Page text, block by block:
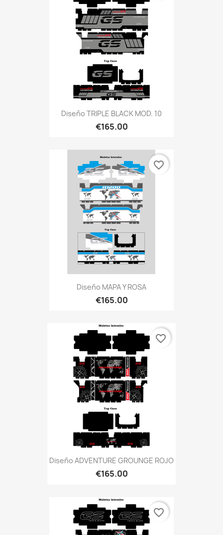
Diseño TRIPLE BLACK MOD. 10
€165.00
Diseño MAPA Y ROSA
€165.00
favorite_border
Diseño ADVENTURE GROUNGE ROJO
€165.00
favorite_border
favorite_border